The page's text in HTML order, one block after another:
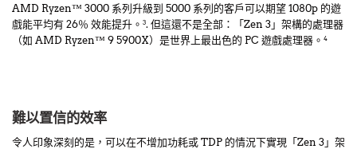
AMD Ryzen™ 3000 系列升級到 5000 系列的客戶可以期望 1080p 的遊
戲能平均有 26％ 效能提升。 3. 但這還不是全部：「Zen 3」架構的處理器
（如 AMD Ryzen™ 9 5900X）是世界上最出色的 PC 遊戲處理器。 4
難以置信的效率
令人印象深刻的是，可以在不增加功耗或 TDP 的情況下實現「Zen 3」架